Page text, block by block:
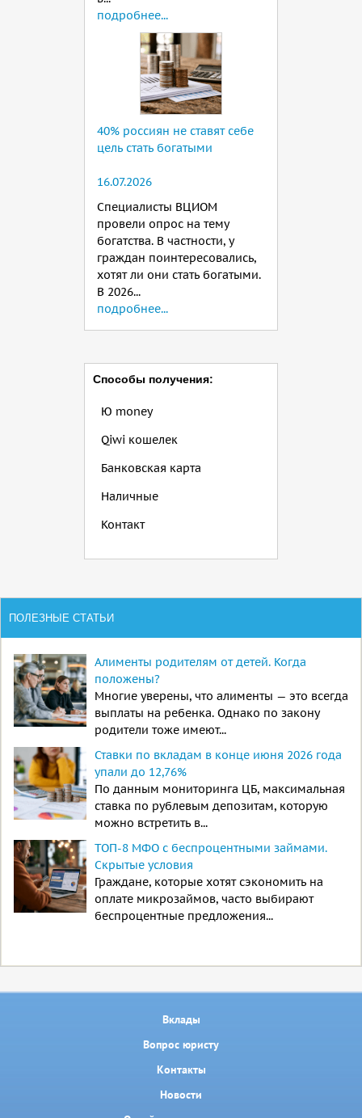
подробнее...
40% россиян не ставят себе
цель стать богатыми
16.07.2026
Специалисты ВЦИОМ
провели опрос на тему
богатства. В частности, у
граждан поинтересовались,
хотят ли они стать богатыми.
В 2026...
подробнее...
Способы получения:
Ю money
Qiwi кошелек
Банковская карта
Наличные
Контакт
ПОЛЕЗНЫЕ СТАТЬИ
Алименты родителям от детей. Когда
положены?
Многие уверены, что алименты — это всегда
выплаты на ребенка. Однако по закону
родители тоже имеют...
Ставки по вкладам в конце июня 2026 года
упали до 12,76%
По данным мониторинга ЦБ, максимальная
ставка по рублевым депозитам, которую
можно встретить в...
ТОП-8 МФО с беспроцентными займами.
Скрытые условия
Граждане, которые хотят сэкономить на
оплате микрозаймов, часто выбирают
беспроцентные предложения...
Вклады
Вопрос юристу
Контакты
Новости